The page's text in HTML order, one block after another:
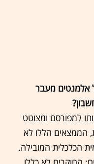
אלמנטים מעבר
למפורסם ומצוטט
הממצאים הללו לא
הכלכלית המובילה.